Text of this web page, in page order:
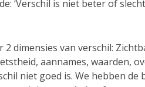
‘Verschil is niet beter of
dimensies van verschil:
aannames, waarden,
niet goed is. We hebben